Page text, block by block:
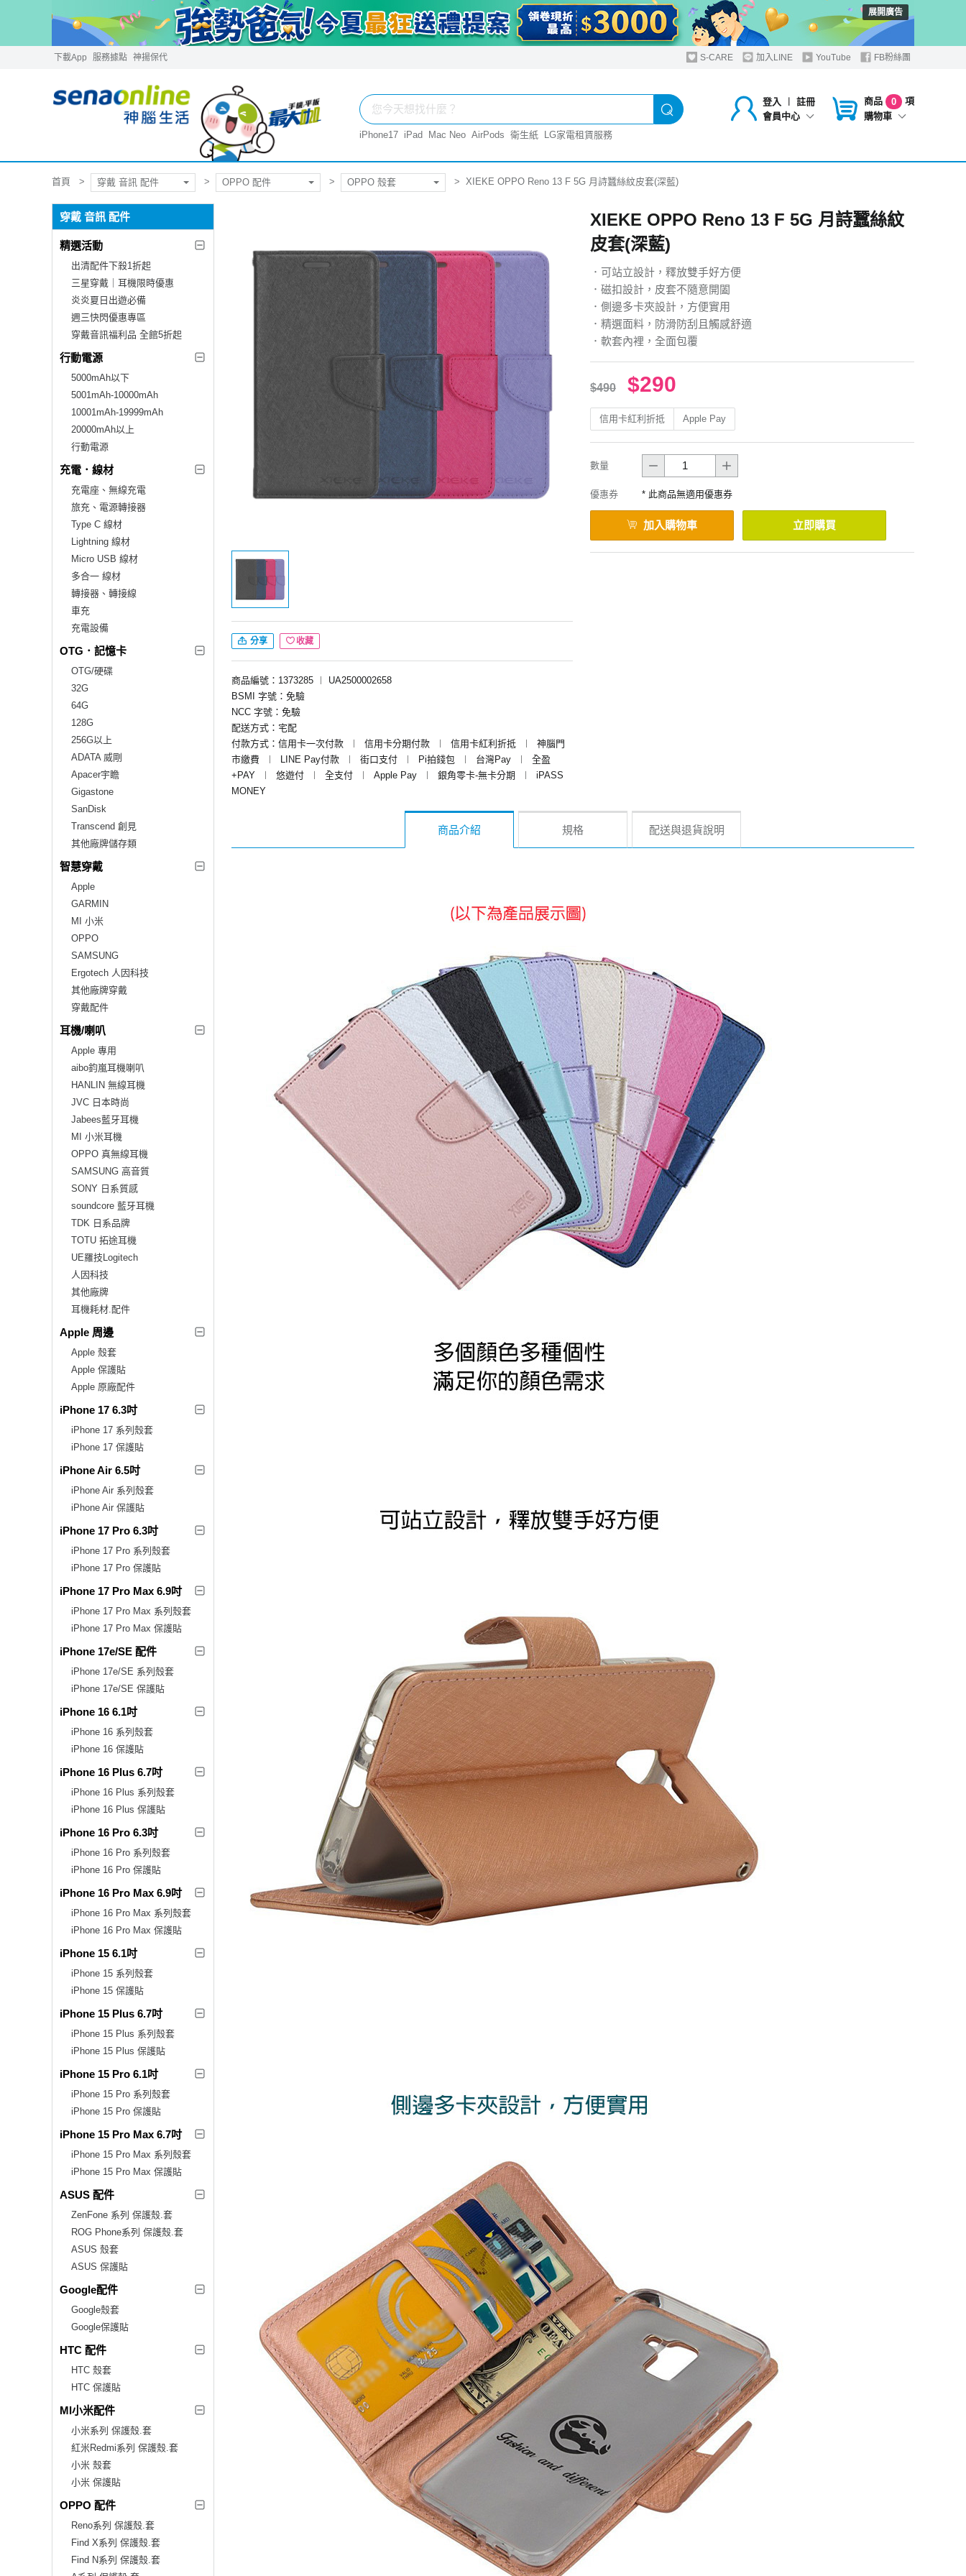
展開廣告
下載App 服務據點 神揚保代 S-CARE 加入LINE YouTube FB粉絲團
登入 ︱
註冊
會員中心
商品 0
項
購物車
iPhone17 iPad Mac Neo AirPods 衛生紙 LG家電租賃服務
首頁 穿戴 音訊 配件 OPPO 配件 OPPO 殼套 XIEKE OPPO Reno 13 F 5G 月詩蠶絲紋皮套(深藍)
穿戴 音訊 配件
精選活動
出清配件下殺1折起
三星穿戴｜耳機限時優惠
炎炎夏日出遊必備
週三快閃優惠專區
穿戴音訊福利品 全館5折起
行動電源
5000mAh以下
5001mAh-10000mAh
10001mAh-19999mAh
20000mAh以上
行動電源
充電．線材
充電座、無線充電
旅充、電源轉接器
Type C 線材
Lightning 線材
Micro USB 線材
多合一 線材
轉接器、轉接線
車充
充電設備
OTG．記憶卡
OTG/硬碟
32G
64G
128G
256G以上
ADATA 威剛
Apacer宇瞻
Gigastone
SanDisk
Transcend 創見
其他廠牌儲存類
智慧穿戴
Apple
GARMIN
MI 小米
OPPO
SAMSUNG
Ergotech 人因科技
其他廠牌穿戴
穿戴配件
耳機/喇叭
Apple 專用
aibo鈞嵐耳機喇叭
HANLIN 無線耳機
JVC 日本時尚
Jabees藍牙耳機
MI 小米耳機
OPPO 真無線耳機
SAMSUNG 高音質
SONY 日系質感
soundcore 藍牙耳機
TDK 日系品牌
TOTU 拓途耳機
UE羅技Logitech
人因科技
其他廠牌
耳機耗材.配件
Apple 周邊
Apple 殼套
Apple 保護貼
Apple 原廠配件
iPhone 17 6.3吋
iPhone 17 系列殼套
iPhone 17 保護貼
iPhone Air 6.5吋
iPhone Air 系列殼套
iPhone Air 保護貼
iPhone 17 Pro 6.3吋
iPhone 17 Pro 系列殼套
iPhone 17 Pro 保護貼
iPhone 17 Pro Max 6.9吋
iPhone 17 Pro Max 系列殼套
iPhone 17 Pro Max 保護貼
iPhone 17e/SE 配件
iPhone 17e/SE 系列殼套
iPhone 17e/SE 保護貼
iPhone 16 6.1吋
iPhone 16 系列殼套
iPhone 16 保護貼
iPhone 16 Plus 6.7吋
iPhone 16 Plus 系列殼套
iPhone 16 Plus 保護貼
iPhone 16 Pro 6.3吋
iPhone 16 Pro 系列殼套
iPhone 16 Pro 保護貼
iPhone 16 Pro Max 6.9吋
iPhone 16 Pro Max 系列殼套
iPhone 16 Pro Max 保護貼
iPhone 15 6.1吋
iPhone 15 系列殼套
iPhone 15 保護貼
iPhone 15 Plus 6.7吋
iPhone 15 Plus 系列殼套
iPhone 15 Plus 保護貼
iPhone 15 Pro 6.1吋
iPhone 15 Pro 系列殼套
iPhone 15 Pro 保護貼
iPhone 15 Pro Max 6.7吋
iPhone 15 Pro Max 系列殼套
iPhone 15 Pro Max 保護貼
ASUS 配件
ZenFone 系列 保護殼.套
ROG Phone系列 保護殼.套
ASUS 殼套
ASUS 保護貼
Google配件
Google殼套
Google保護貼
HTC 配件
HTC 殼套
HTC 保護貼
MI小米配件
小米系列 保護殼.套
紅米Redmi系列 保護殼.套
小米 殼套
小米 保護貼
OPPO 配件
Reno系列 保護殼.套
Find X系列 保護殼.套
Find N系列 保護殼.套
分享 收藏
商品編號：1373285 ︱
UA2500002658
BSMI 字號：免驗
NCC 字號：免驗
配送方式：宅配
付款方式：信用卡一次付款
︱ 信用卡分期付款 ︱ 信用卡紅利折抵 ︱
神腦門
市繳費
︱ LINE Pay付款 ︱ 街口支付 ︱ Pi拍錢包 ︱ 台灣Pay ︱
全盈
+PAY
︱ 悠遊付 ︱ 全支付 ︱ Apple Pay ︱ 銀角零卡-無卡分期 ︱
iPASS
MONEY
XIEKE OPPO Reno 13 F 5G 月詩蠶絲紋
皮套(深藍)
．可站立設計，釋放雙手好方便
．磁扣設計，皮套不隨意開闔
．側邊多卡夾設計，方便實用
．精選面料，防滑防刮且觸感舒適
．軟套內裡，全面包覆
$490 $290
信用卡紅利折抵 Apple Pay
數量
優惠券 * 此商品無適用優惠券
加入購物車 立即購買
商品介紹 規格 配送與退貨說明